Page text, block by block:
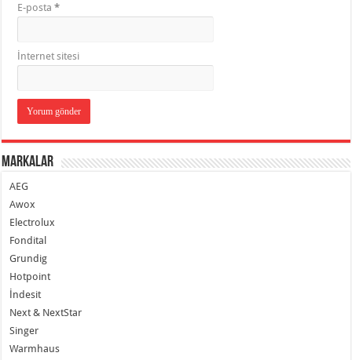
E-posta*
İnternet sitesi
Markalar
AEG
Awox
Electrolux
Fondital
Grundig
Hotpoint
İndesit
Next & NextStar
Singer
Warmhaus